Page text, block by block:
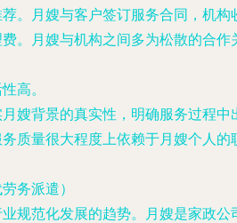
。月嫂与客户签订服务合同，机构
。月嫂与机构之间多为松散的合作
高。
月嫂背景的真实性，明确服务过程中
质量很大程度上依赖于月嫂个人的
务派遣）
业规范化发展的趋势。月嫂是家政公